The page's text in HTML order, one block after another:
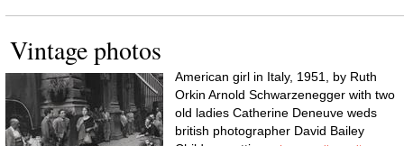
Vintage photos
American girl in Italy, 1951, by Ruth
Orkin Arnold Schwarzenegger with two
old ladies Catherine Deneuve weds
british photographer David Bailey